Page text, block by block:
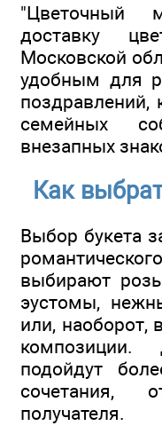
"Цветочный
доставку
Московской
удобным для
поздравлений,
семейных
внезапных
Как
Выбор букета
выбирают
эустомы,
или, наоборот,
подойдут
сочетания,
получателя.